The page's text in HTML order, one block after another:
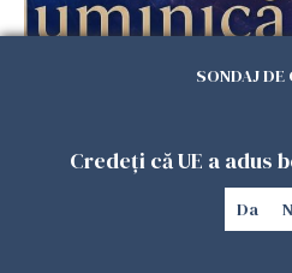
Horoscop duminică, 26
SONDAJ DE
Credeți că UE a adus
Da